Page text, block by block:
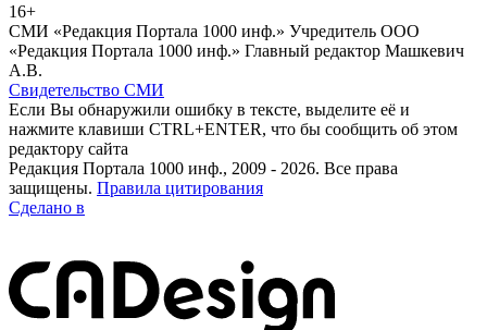
16+
СМИ «Редакция Портала 1000 инф.» Учредитель ООО
«Редакция Портала 1000 инф.» Главный редактор Машкевич
А.В.
Свидетельство СМИ
Если Вы обнаружили ошибку в тексте, выделите её и
нажмите клавиши CTRL+ENTER, что бы сообщить об этом
редактору сайта
Редакция Портала 1000 инф., 2009 - 2026. Все права
защищены. Правила цитирования
Сделано в